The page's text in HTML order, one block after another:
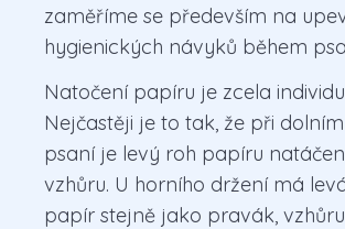
zaměříme se především na
hygienických návyků během
Natočení papíru je zcela
Nejčastěji je to tak, že při
psaní je levý roh papíru
vzhůru. U horního držení má
papír stejně jako pravák,